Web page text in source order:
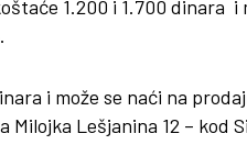
1.200 i 1.700 dinara i
i može se naći na
Milojka Lešjanina 12 – kod